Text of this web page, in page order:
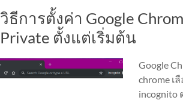
วิธีการตั้งค่า Google
Private ตั้งแต่เริ่มต้น
Google
chrome เ
incognito